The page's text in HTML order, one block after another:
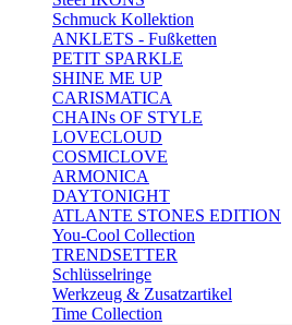
Schmuck Kollektion
ANKLETS - Fußketten
PETIT SPARKLE
SHINE ME UP
CARISMATICA
CHAINs OF STYLE
LOVECLOUD
COSMICLOVE
ARMONICA
DAYTONIGHT
ATLANTE STONES EDITION
You-Cool Collection
TRENDSETTER
Schlüsselringe
Werkzeug & Zusatzartikel
Time Collection